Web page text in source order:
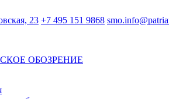
23 +7 495 151 9868
ОБОЗРЕНИЕ